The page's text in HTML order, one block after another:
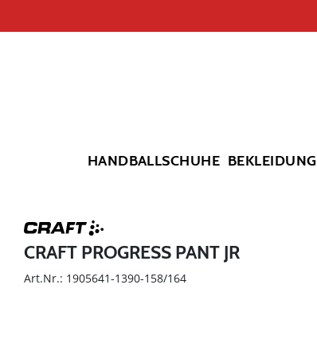
HANDBALLSCHUHE BEKLEIDUNG
CRAFT PROGRESS PANT JR
Art.Nr.: 1905641-1390-158/164